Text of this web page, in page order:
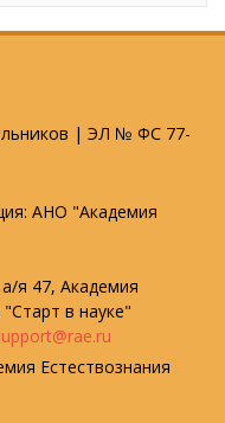
| ЭЛ № ФС 77-
АНО "Академия
я 47, Академия
в науке"
Естествознания